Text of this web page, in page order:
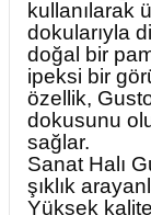
kullanılarak
dokularıyla
doğal bir
ipeksi bir
özellik,
dokusunu
sağlar.
Sanat Halı
şıklık
Yüksek